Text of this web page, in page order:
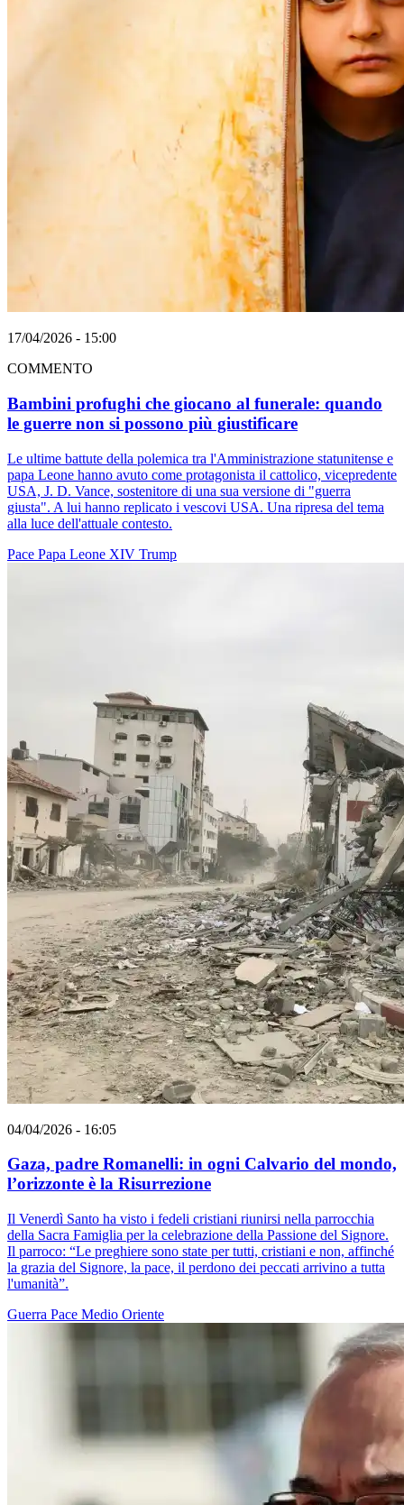
17/04/2026 - 15:00
COMMENTO
Bambini profughi che giocano al funerale: quando
le guerre non si possono più giustificare
Le ultime battute della polemica tra l'Amministrazione statunitense e
papa Leone hanno avuto come protagonista il cattolico, vicepredente
USA, J. D. Vance, sostenitore di una sua versione di "guerra
giusta". A lui hanno replicato i vescovi USA. Una ripresa del tema
alla luce dell'attuale contesto.
Pace Papa Leone XIV Trump
04/04/2026 - 16:05
Gaza, padre Romanelli: in ogni Calvario del mondo,
l’orizzonte è la Risurrezione
Il Venerdì Santo ha visto i fedeli cristiani riunirsi nella parrocchia
della Sacra Famiglia per la celebrazione della Passione del Signore.
Il parroco: “Le preghiere sono state per tutti, cristiani e non, affinché
la grazia del Signore, la pace, il perdono dei peccati arrivino a tutta
l'umanità”.
Guerra Pace Medio Oriente